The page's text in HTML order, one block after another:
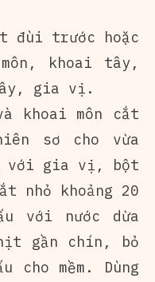
đùi trước hoặc
khoai tây,
gia vị.
khoai môn cắt
sơ cho vừa
với gia vị, bột
nhỏ khoảng 20
với nước dừa
gần chín, bỏ
mềm. Dùng